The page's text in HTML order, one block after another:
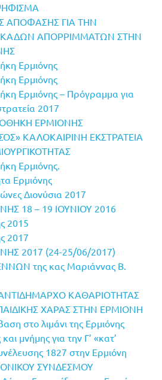
ΑΠΟΦΑΣΗΣ ΓΙΑ ΤΗΝ
ΑΠΟΡΡΙΜΜΑΤΩΝ ΣΤΗΝ
Ερμιόνης
Ερμιόνης
Ερμιόνης – Πρόγραμμα για
2017
ΕΡΜΙΟΝΗΣ
ΚΑΛΟΚΑΙΡΙΝΗ ΕΚΣΤΡΑΤΕΙΑ
Ερμιόνης.
Ερμιόνης
Διονύσια 2017
18 – 19 ΙΟΥΝΙΟΥ 2016
2015
2017
2017 (24-25/06/2017)
της κας Μαριάννας Β.
ΚΑΘΑΡΙΟΤΗΤΑΣ
ΧΑΡΑΣ ΣΤΗΝ ΕΡΜΙΟΝΗ
στο λιμάνι της Ερμιόνης
μνήμης για την Γ’ «κατ’
1827 στην Ερμιόνη
ΣΥΝΔΕΣΜΟΥ